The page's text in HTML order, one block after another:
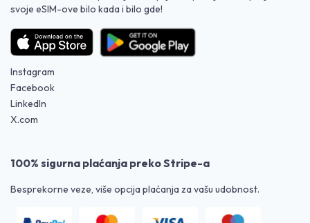
svoje eSIM-ove bilo kada i bilo gde!
Instagram
Facebook
LinkedIn
X.com
100% sigurna plaćanja preko Stripe-a
Besprekorne veze, više opcija plaćanja za vašu udobnost.